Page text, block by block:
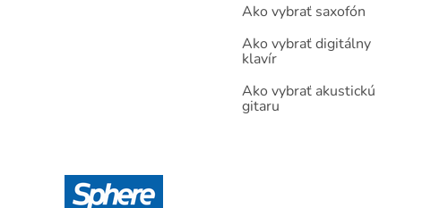
Ako vybrať saxofón
Ako vybrať digitálny
klavír
Ako vybrať akustickú
gitaru